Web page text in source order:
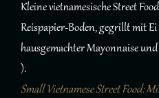
Kleine vietnamesische Street
Reispapier-Boden, gegrillt mit
hausgemachter Mayonnaise
).
Small Vietnamese Street Food: